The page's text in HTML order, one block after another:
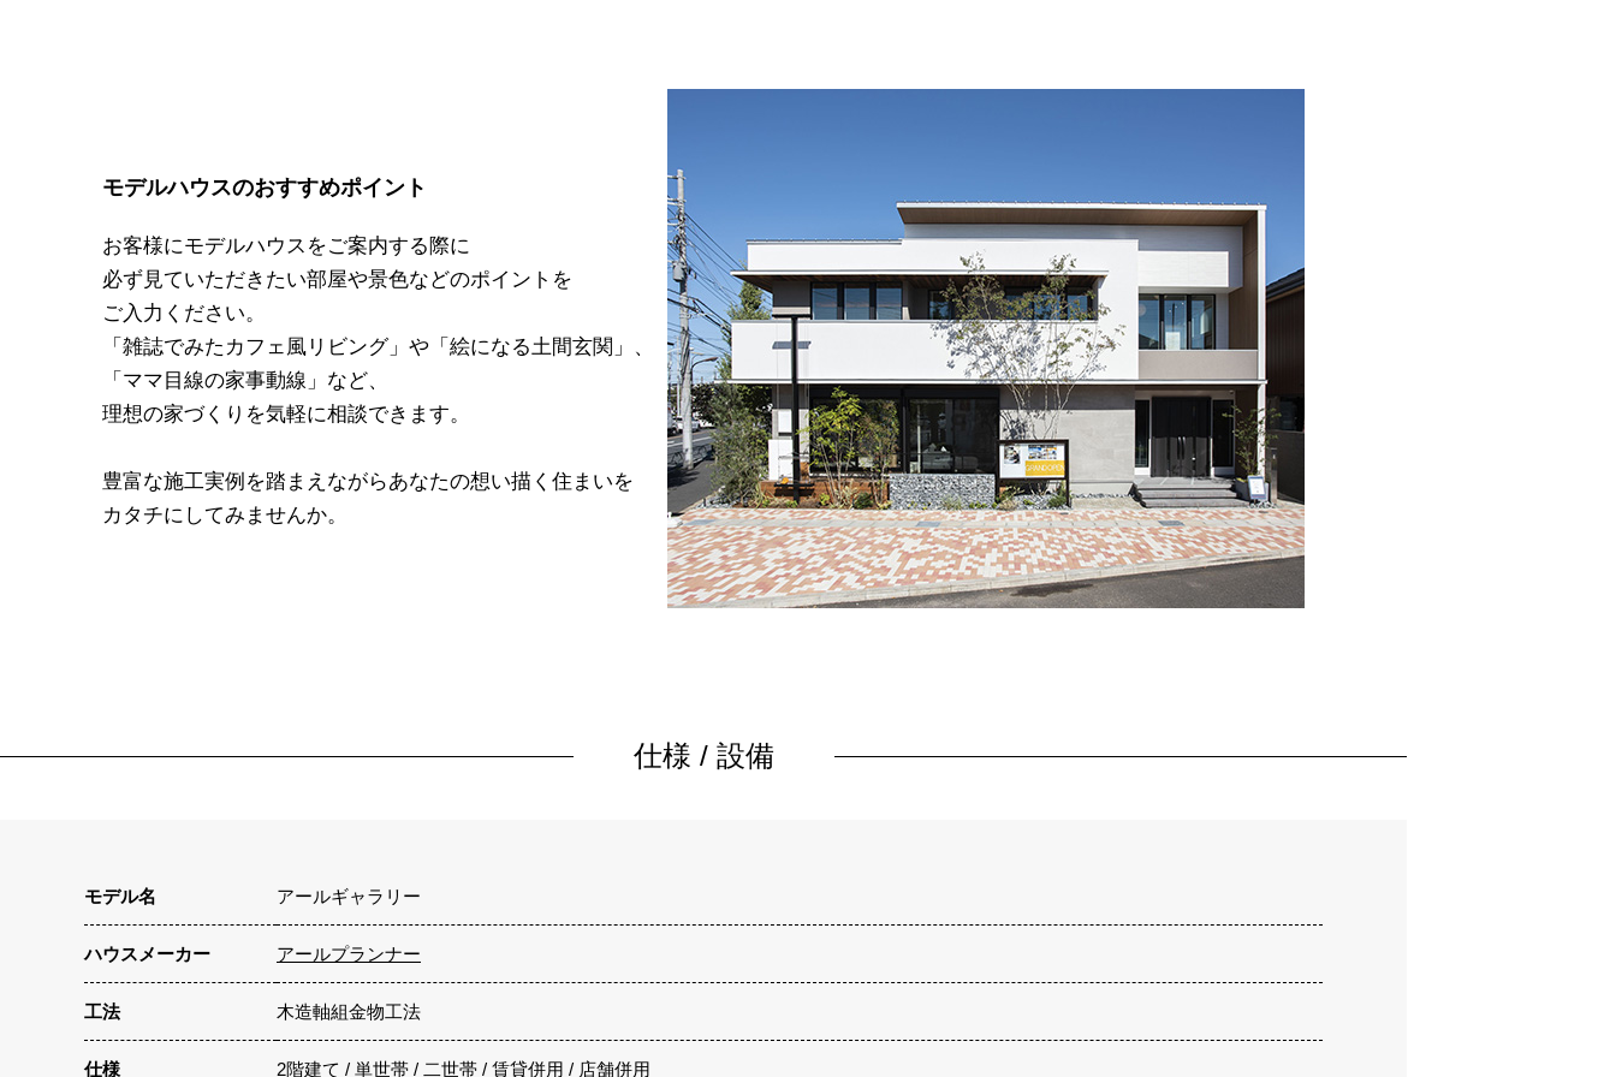
モデルハウスのおすすめポイント
お客様にモデルハウスをご案内する際に
必ず見ていただきたい部屋や景色などのポイントを
ご入力ください。
「雑誌でみたカフェ風リビング」や「絵になる土間玄関」、
「ママ目線の家事動線」など、
理想の家づくりを気軽に相談できます。
豊富な施工実例を踏まえながらあなたの想い描く住まいを
カタチにしてみませんか。
仕様 / 設備
モデル名 アールギャラリー
ハウスメーカー アールプランナー
工法 木造軸組金物工法
仕様 2階建て / 単世帯 / 二世帯 / 賃貸併用 / 店舗併用